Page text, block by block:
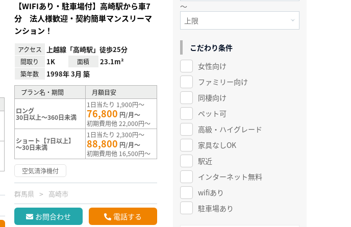
【WIFIあり・駐車場付】高崎駅から車7
分 法人様歓迎・契約簡単マンスリーマ
ンション！
アクセス 上越線「高崎駅」徒歩25分
間取り 1K 面積 23.1m²
築年数 1998年 3月 築
プラン名・期間 月額目安
ロング
30日以上～360日未満
1日当たり 1,900円～
76,800 円/月～
初期費用他 22,000円～
ショート【7日以上】
～30日未満
1日当たり 2,300円～
88,800 円/月～
初期費用他 16,500円～
空気清浄機付
群馬県 高崎市
お問合わせ 電話する
～
こだわり条件
女性向け
ファミリー向け
同棲向け
ペット可
高級・ハイグレード
家具なしOK
駅近
インターネット無料
wifiあり
駐車場あり